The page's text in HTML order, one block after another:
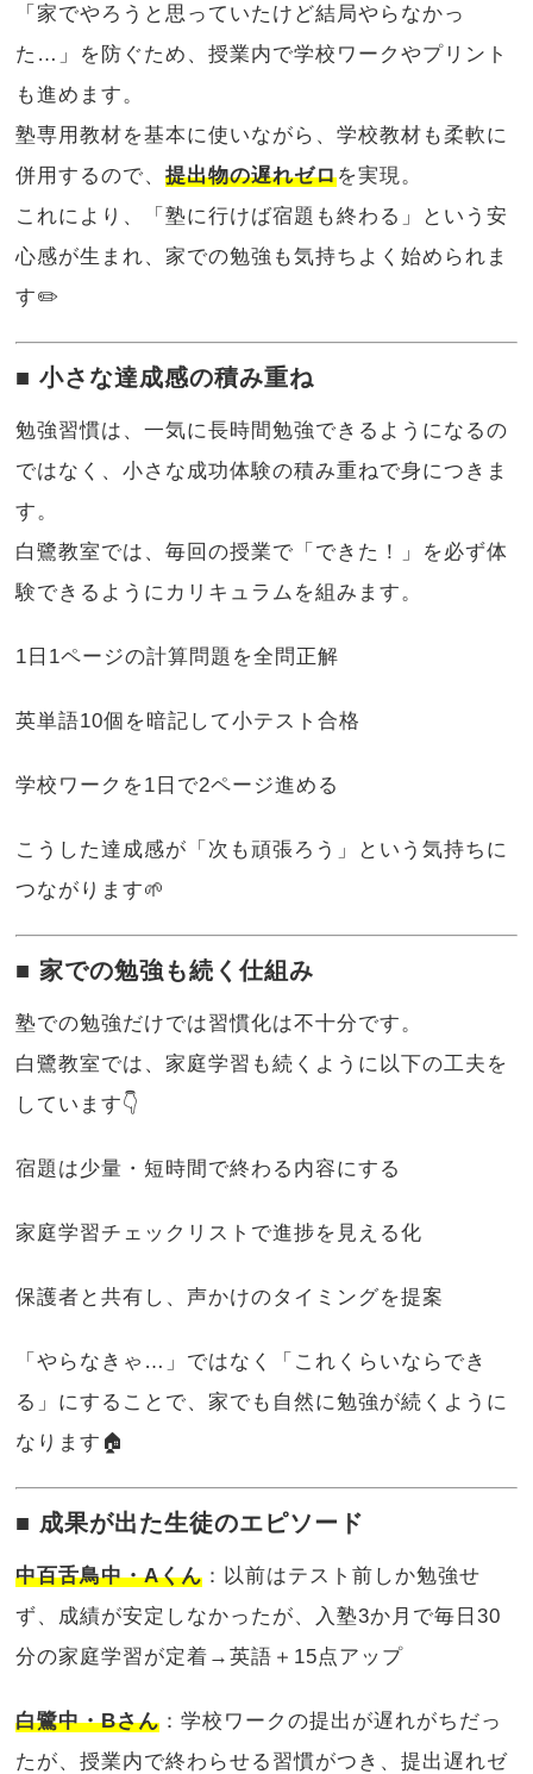
「家でやろうと思っていたけど結局やらなかっ
た…」を防ぐため、授業内で学校ワークやプリント
も進めます。
塾専用教材を基本に使いながら、学校教材も柔軟に
併用するので、提出物の遅れゼロを実現。
これにより、「塾に行けば宿題も終わる」という安
心感が生まれ、家での勉強も気持ちよく始められま
す✏️
■ 小さな達成感の積み重ね
勉強習慣は、一気に長時間勉強できるようになるの
ではなく、小さな成功体験の積み重ねで身につきま
す。
白鷺教室では、毎回の授業で「できた！」を必ず体
験できるようにカリキュラムを組みます。
1日1ページの計算問題を全問正解
英単語10個を暗記して小テスト合格
学校ワークを1日で2ページ進める
こうした達成感が「次も頑張ろう」という気持ちに
つながります🌱
■ 家での勉強も続く仕組み
塾での勉強だけでは習慣化は不十分です。
白鷺教室では、家庭学習も続くように以下の工夫を
しています👇
宿題は少量・短時間で終わる内容にする
家庭学習チェックリストで進捗を見える化
保護者と共有し、声かけのタイミングを提案
「やらなきゃ…」ではなく「これくらいならでき
る」にすることで、家でも自然に勉強が続くように
なります🏠
■ 成果が出た生徒のエピソード
中百舌鳥中・Aくん ：以前はテスト前しか勉強せ
ず、成績が安定しなかったが、入塾3か月で毎日30
分の家庭学習が定着→英語＋15点アップ
白鷺中・Bさん ：学校ワークの提出が遅れがちだっ
たが、授業内で終わらせる習慣がつき、提出遅れゼ